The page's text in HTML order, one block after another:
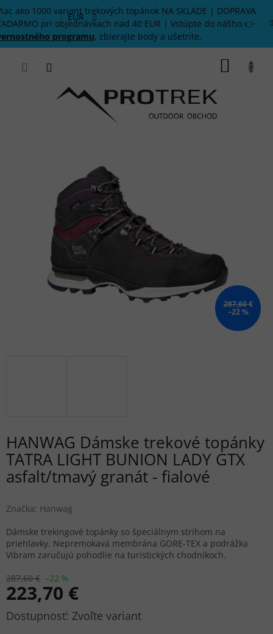
Prejsť
na
obsah
ako 1000 variant trekových topánok NA SKLADE | DOPRAVA
pri objednávkach nad 40 EUR | Vstúpte do nášho 👉
programu, zbierajte body a ušetrite.
EUR
287,60 €
–22 %
HANWAG Dámske trekové topánky
TATRA LIGHT BUNION LADY GTX
asfalt/tmavý granát - fialové
Značka: Hanwag
287,60 € –22 %
223,70 €
Jednotková
Zvoľte variant
Dámske trekingové topánky so špeciálnym strihom na
priehlavky. Nepremokavá membrána GORE-TEX a podrážka
Vibram zaručujú pohodlie na turistických chodníkoch.